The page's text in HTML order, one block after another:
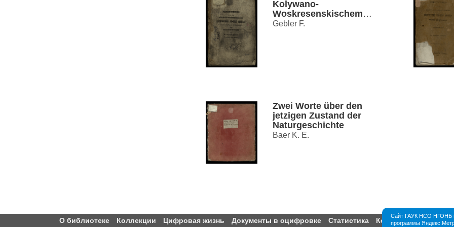
Kolywano-
Woskresenskischem
Hüttenbezirke Süd-West
Gebler F.
Zwei Worte über den
jetzigen Zustand der
Naturgeschichte
Baer K. E.
О библиотеке Коллекции Цифровая жизнь Документы в оцифровке Статистика Контакты Партнёры
Сайт ГАУК НСО НГОНБ
программы